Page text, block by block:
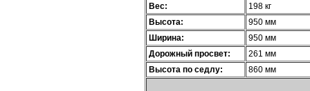
Вес:
198 кг
Высота:
950 мм
Ширина:
950 мм
Дорожный просвет:
261 мм
Высота по седлу:
860 мм